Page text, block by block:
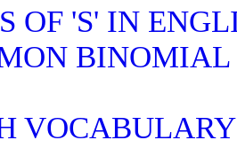
OF 'S' IN
BINOMIAL